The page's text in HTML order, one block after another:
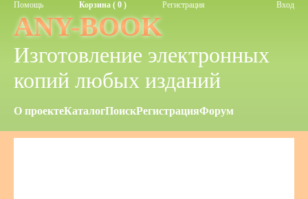
Помощь Корзина ( 0 ) Регистрация Вход
ANY-BOOK
Изготовление электронных
копий любых изданий
О проектеКаталогПоискРегистрацияФорум